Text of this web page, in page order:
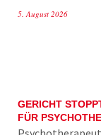
5. August 2026
GERICHT
FÜR